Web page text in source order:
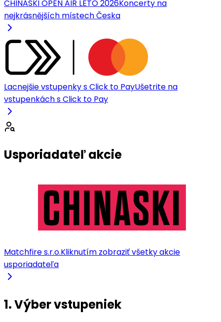
CHINASKI OPEN AIR LÉTO 2026Koncerty na
nejkrásnějších místech Česka
Lacnejšie vstupenky s Click to PayUšetrite na
vstupenkách s Click to Pay
Usporiadateľ akcie
Matchfire s.r.o.Kliknutím zobraziť všetky akcie
usporiadateľa
1. Výber vstupeniek